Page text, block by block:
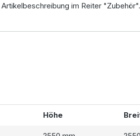
im Reiter "Zubehör".
Höhe